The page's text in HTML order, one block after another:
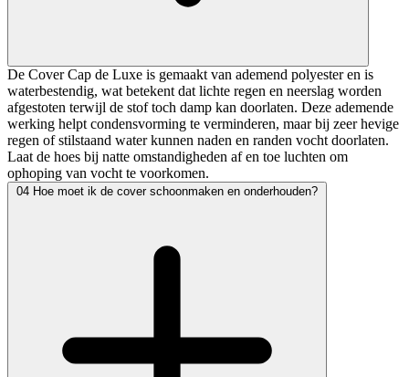
De Cover Cap de Luxe is gemaakt van ademend polyester en is
waterbestendig, wat betekent dat lichte regen en neerslag worden
afgestoten terwijl de stof toch damp kan doorlaten. Deze ademende
werking helpt condensvorming te verminderen, maar bij zeer hevige
regen of stilstaand water kunnen naden en randen vocht doorlaten.
Laat de hoes bij natte omstandigheden af en toe luchten om
ophoping van vocht te voorkomen.
04 Hoe moet ik de cover schoonmaken en onderhouden?